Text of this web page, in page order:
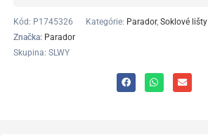
Kód: P1745326 Kategórie: Parador, Soklové lišty
Značka: Parador
Skupina: SLWY